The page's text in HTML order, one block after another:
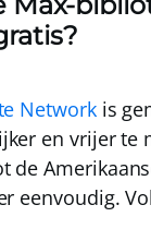
Networkis
en vrijer te
de
eenvoudig.